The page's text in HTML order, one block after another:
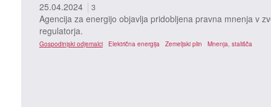
25.04.2024 3
Agencija za energijo objavlja pridobljena pravna mnenja v
regulatorja.
Gospodinjski odjemalci Električna energija Zemeljski plin Mnenja, stališča